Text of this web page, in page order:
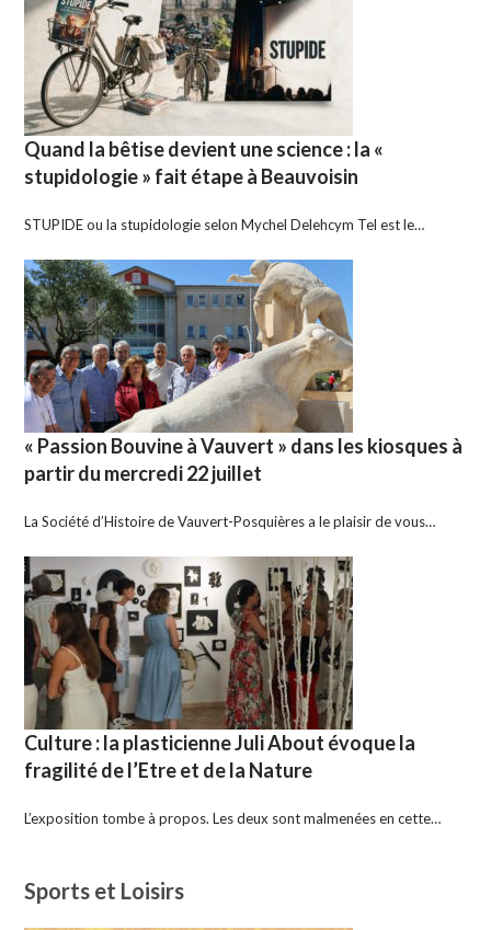
Quand la bêtise devient une science : la «
stupidologie » fait étape à Beauvoisin
STUPIDE ou la stupidologie selon Mychel Delehcym Tel est le…
« Passion Bouvine à Vauvert » dans les kiosques à
partir du mercredi 22 juillet
La Société d’Histoire de Vauvert-Posquières a le plaisir de vous…
Culture : la plasticienne Juli About évoque la
fragilité de l’Etre et de la Nature
L’exposition tombe à propos. Les deux sont malmenées en cette…
Sports et Loisirs